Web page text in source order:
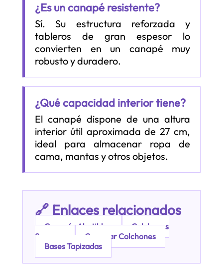
¿Es un canapé resistente?
Sí. Su estructura reforzada y
tableros de gran espesor lo
convierten en un canapé muy
robusto y duradero.
¿Qué capacidad interior tiene?
El canapé dispone de una altura
interior útil aproximada de 27 cm,
ideal para almacenar ropa de
cama, mantas y otros objetos.
🔗 Enlaces relacionados
Canapés Abatibles
Colchones
Sonpura
Comprar Colchones
Bases Tapizadas